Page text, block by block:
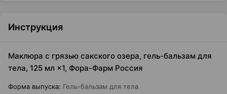
Инструкция
Маклюра с грязью сакского озера, гель-бальзам для
тела, 125 мл ×1, Фора-Фарм Россия
Форма выпуска: Гель-бальзам для тела